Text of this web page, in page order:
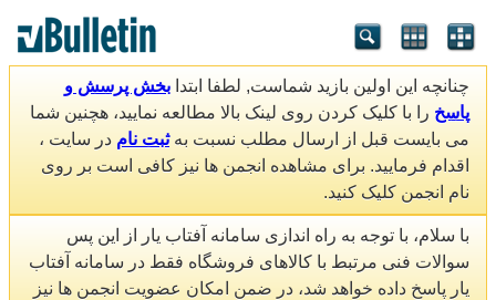
چنانچه این اولین بازید شماست, لطفا ابتدا بخش پرسش و
پاسخ را با کلیک کردن روی لینک بالا مطالعه نمایید، هچنین شما
می بایست قبل از ارسال مطلب نسبت بهثبت نام در سایت ،
اقدام فرمایید. برای مشاهده انجمن ها نیز کافی است بر روی
نام انجمن کلیک کنید.
با سلام، با توجه به راه اندازی سامانه آفتاب یار از این پس
سوالات فنی مرتبط با کالاهای فروشگاه فقط در سامانه آفتاب
یار پاسخ داده خواهد شد، در ضمن امکان عضویت انجمن ها نیز